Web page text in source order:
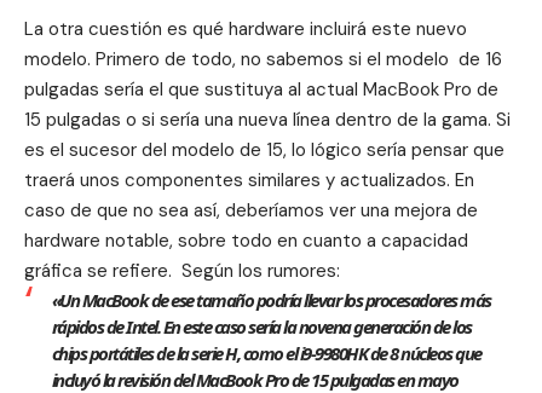
La otra cuestión es qué hardware incluirá este nuevo
modelo. Primero de todo, no sabemos si el modelo de 16
pulgadas sería el que sustituya al actual MacBook Pro de
15 pulgadas o si sería una nueva línea dentro de la gama. Si
es el sucesor del modelo de 15, lo lógico sería pensar que
traerá unos componentes similares y actualizados. En
caso de que no sea así, deberíamos ver una mejora de
hardware notable, sobre todo en cuanto a capacidad
gráfica se refiere. Según los rumores:
«Un MacBook de ese tamaño podría llevar los procesadores más
rápidos de Intel. En este caso sería la novena generación de los
chips portátiles de la serie H, comoel i9-9980HK de 8 núcleosque
incluyó la revisión del MacBook Pro de 15 pulgadas en mayo